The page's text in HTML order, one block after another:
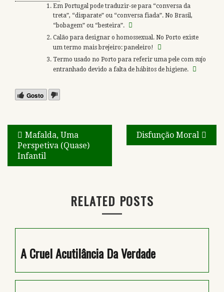
Em Portugal pode traduzir-se para “conversa da
treta”, “disparate” ou “conversa fiada”. No Brasil,
“bobagem” ou “besteira”.
Calão para designar o homossexual. No Porto existe
um termo mais brejeiro: paneleiro!
Termo usado no Porto para referir uma pele com sujo
entranhado devido a falta de hábitos de higiene.
Gosto
Navegação
artigos
Mafalda, Uma
Perspetiva (Quase)
Infantil
Disfunção Moral
RELATED POSTS
A Cruel Acutilância Da Verdade